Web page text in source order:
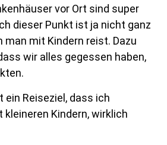
vor Ort sind super
dieser Punkt ist ja nicht ganz
man mit Kindern reist. Dazu
wir alles gegessen haben,
ein Reiseziel, dass ich
kleineren Kindern, wirklich